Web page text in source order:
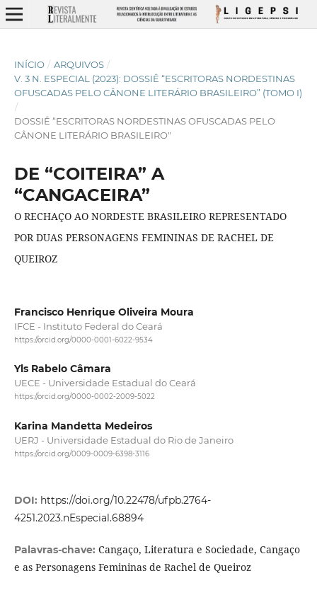
INÍCIO / ARQUIVOS /
V. 3 N. ESPECIAL (2023): DOSSIÊ “ESCRITORAS NORDESTINAS
OFUSCADAS PELO CÂNONE LITERÁRIO BRASILEIRO” (TOMO I)
/
DOSSIÊ “ESCRITORAS NORDESTINAS OFUSCADAS PELO
CÂNONE LITERÁRIO BRASILEIRO"
DE “COITEIRA” A
“CANGACEIRA”
O RECHAÇO AO NORDESTE BRASILEIRO REPRESENTADO
POR DUAS PERSONAGENS FEMININAS DE RACHEL DE
QUEIROZ
Francisco Henrique Oliveira Moura
IFCE - Instituto Federal do Ceará
https://orcid.org/0000-0001-6022-9534
Yls Rabelo Câmara
UECE - Universidade Estadual do Ceará
https://orcid.org/0000-0002-2009-5022
Karina Mandetta Medeiros
UERJ - Universidade Estadual do Rio de Janeiro
https://orcid.org/0009-0009-6398-3116
DOI: https://doi.org/10.22478/ufpb.2764-
4251.2023.nEspecial.68894
Palavras-chave: Cangaço, Literatura e Sociedade, Cangaço
e as Personagens Femininas de Rachel de Queiroz